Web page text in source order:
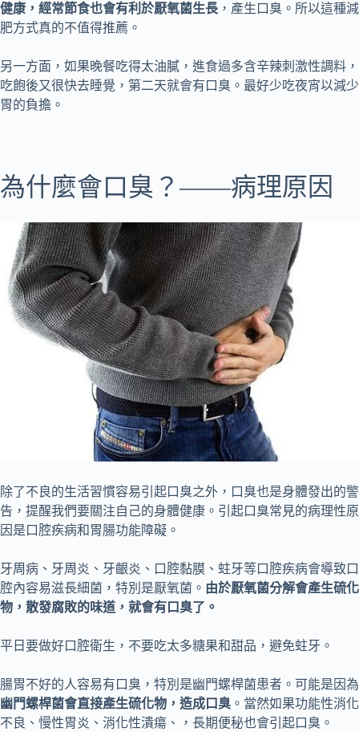
健康，經常節食也會有利於厭氧菌生長 ，產生口臭。所以這種減
肥方式真的不值得推薦。
另一方面，如果晚餐吃得太油膩，進食過多含辛辣刺激性調料，
吃飽後又很快去睡覺，第二天就會有口臭。最好少吃夜宵以減少
胃的負擔。
為什麼會口臭？——病理原因
除了不良的生活習慣容易引起口臭之外，口臭也是身體發出的警
告，提醒我們要關注自己的身體健康。引起口臭常見的病理性原
因是口腔疾病和胃腸功能障礙。
牙周病、牙周炎、牙齦炎、口腔黏膜、蛀牙等口腔疾病會導致口
腔內容易滋長細菌，特別是厭氧菌。 由於厭氧菌分解會產生硫化
物，散發腐敗的味道，就會有口臭了。
平日要做好口腔衛生，不要吃太多糖果和甜品，避免蛀牙。
腸胃不好的人容易有口臭，特別是幽門螺桿菌患者。可能是因為
幽門螺桿菌會直接產生硫化物，造成口臭 。當然如果功能性消化
不良、慢性胃炎、消化性潰瘍、，長期便秘也會引起口臭。